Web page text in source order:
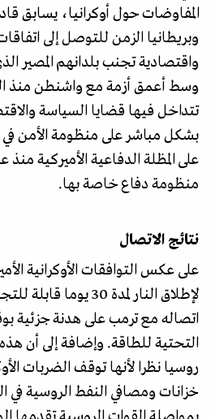
المفاوضات حول أوكرانيا، يسابق
وبريطانيا الزمن للتوصل إلى
واقتصادية تجنب بلدانهم المصير
وسط أعمق أزمة مع واشنطن منذ
تتداخل فيها قضايا السياسة
بشكل مباشر على منظومة الأمن في
على المظلة الدفاعية الأميركية
منظومة دفاع خاصة بها.
نتائج الاتصال
على عكس التوافقات الأوكرانية
لإطلاق النار لمدة 30
اتصاله مع ترمب على هدنة جزئية
التحتية للطاقة. وإضافة إلى أن
روسيا نظرا لأنها توقف الضربات
خزانات ومصافي النفط الروسية في